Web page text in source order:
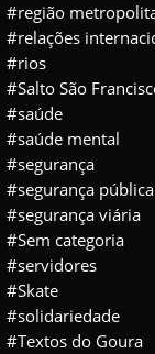
região
relações
rios
Salto São
saúde
saúde mental
segurança
segurança pública
segurança viária
Sem categoria
servidores
Skate
solidariedade
Textos do Goura